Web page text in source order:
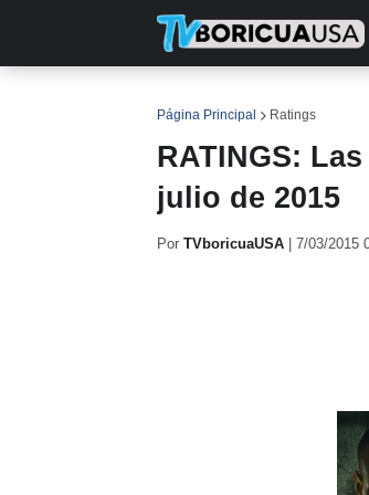
Página Principal Ratings
RATINGS:
julio de 2015
Por TVboricuaUSA 7/03/2015